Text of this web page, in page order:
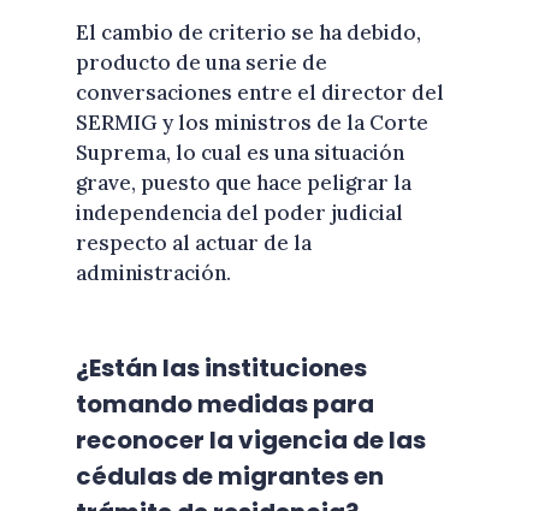
El cambio de criterio se ha debido,
producto de una serie de
conversaciones entre el director del
SERMIG y los ministros de la Corte
Suprema, lo cual es una situación
grave, puesto que hace peligrar la
independencia del poder judicial
respecto al actuar de la
administración.
¿Están las instituciones
tomando medidas para
reconocer la vigencia de las
cédulas de migrantes en